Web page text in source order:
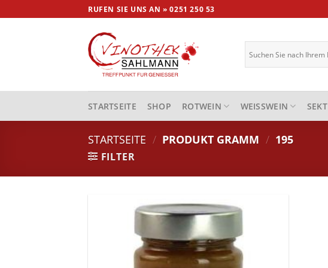
to
RUFEN SIE UNS AN »0251 250 53
STARTSEITE SHOP ROTWEIN WEISSWEIN SEKT
STARTSEITE / PRODUKT GRAMM / 195
FILTER